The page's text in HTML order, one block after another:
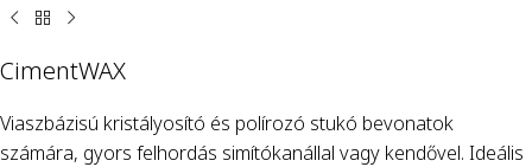
CimentWAX
Viaszbázisú kristályosító és polírozó stukó bevonatok
számára, gyors felhordás simítókanállal vagy kendővel. Ideális